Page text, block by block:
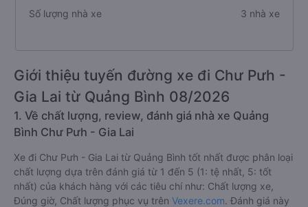
Số lượng nhà xe 3 nhà xe
Giới thiệu tuyến đường xe đi Chư Pưh -
Gia Lai từ Quảng Bình 08/2026
1. Về chất lượng, review, đánh giá nhà xe Quảng
Bình Chư Pưh - Gia Lai
Xe đi Chư Pưh - Gia Lai từ Quảng Bình tốt nhất được phân loại
chất lượng dựa trên đánh giá từ 1 đến 5 (1: tệ nhất, 5: tốt
nhất) của khách hàng với các tiêu chí như: Chất lượng xe,
Đúng giờ, Chất lượng phục vụ trên Vexere.com. Đánh giá này